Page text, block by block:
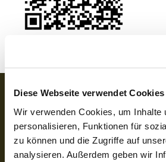
Diese Webseite verwendet Cookies
Wir verwenden Cookies, um Inhalte
personalisieren, Funktionen für
zu können und die Zugriffe auf
analysieren. Außerdem geben wir
für Spenden:
BIC GENODED1PAX
IBAN DE 70 3706 0193 1050
für Rechnungen